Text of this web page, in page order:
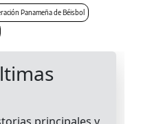
Panameña de Béisbol